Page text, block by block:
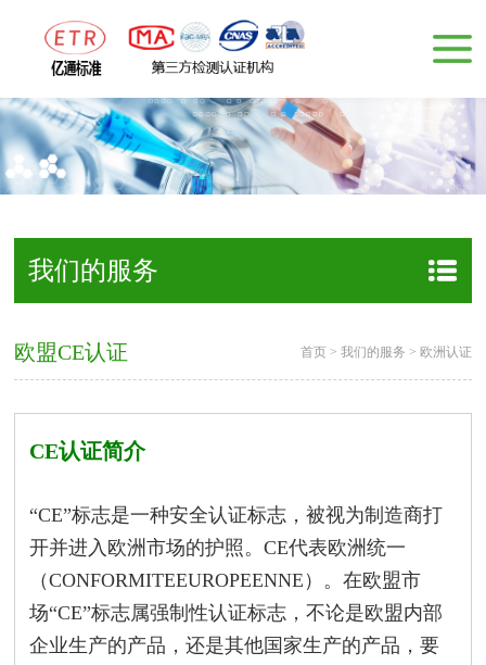
我们的服务
欧盟CE认证 首页> 我们的服务 > 欧洲认证
CE认证简介
“CE”标志是一种安全认证标志，被视为制造商打
开并进入欧洲市场的护照。CE代表欧洲统一
（CONFORMITEEUROPEENNE）。在欧盟市
场“CE”标志属强制性认证标志，不论是欧盟内部
企业生产的产品，还是其他国家生产的产品，要